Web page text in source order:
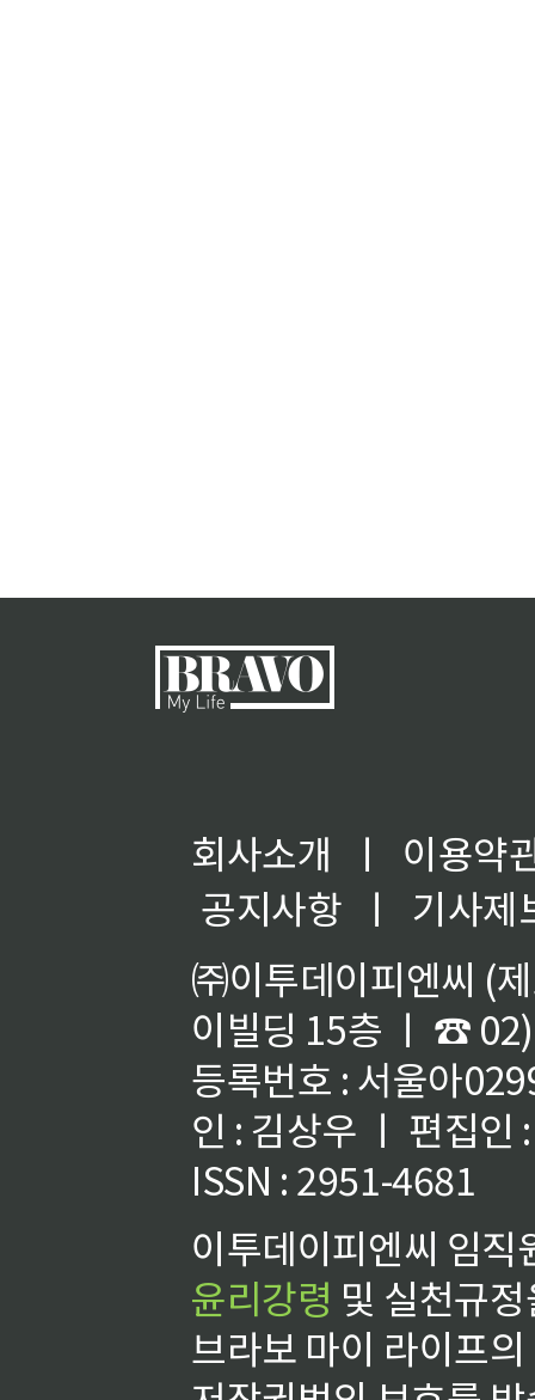
회사소개 ㅣ
이용약
공지사항
ㅣ
기사제
㈜이투데이피엔씨 (
이빌딩 15층 ㅣ ☎
등록번호 : 서울아
인 : 김상우 ㅣ 편집인
ISSN : 2951-4681
이투데이피엔씨 임
윤리강령 및 실천규
브라보 마이 라이프